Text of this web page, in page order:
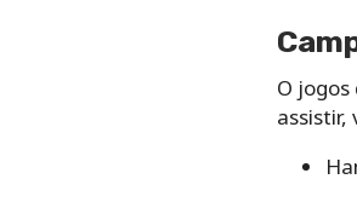
O
assistir,